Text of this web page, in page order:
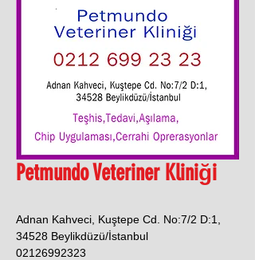
Petmundo Veteriner Kliniği
Adnan Kahveci, Kuştepe Cd. No:7/2 D:1,
34528 Beylikdüzü/İstanbul
02126992323